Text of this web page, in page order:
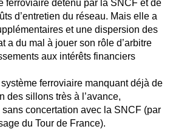
ferroviaire détenu par la SNCF et de
d’entretien du réseau. Mais elle a
et une dispersion des
a du mal à jouer son rôle d’arbitre
aux intérêts financiers
ferroviaire manquant déjà de
des sillons très à l’avance,
concertation avec la SNCF (par
du Tour de France).